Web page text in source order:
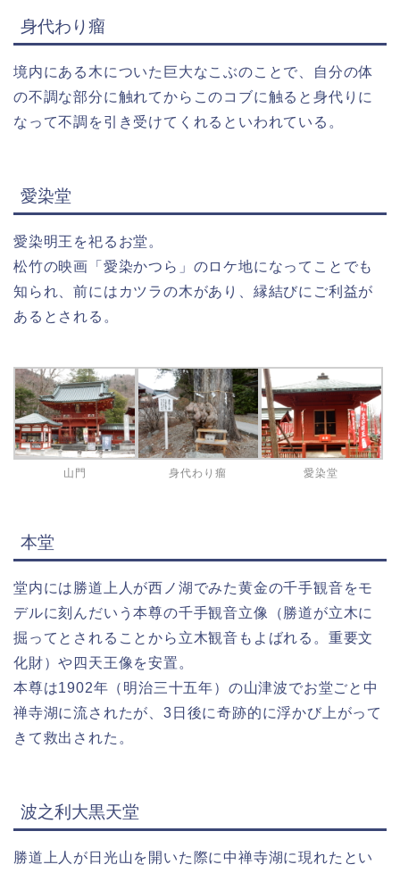
身代わり瘤
境内にある木についた巨大なこぶのことで、自分の体
の不調な部分に触れてからこのコブに触ると身代りに
なって不調を引き受けてくれるといわれている。
愛染堂
愛染明王を祀るお堂。
松竹の映画「愛染かつら」のロケ地になってことでも
知られ、前にはカツラの木があり、縁結びにご利益が
あるとされる。
山門 身代わり瘤 愛染堂
本堂
堂内には勝道上人が西ノ湖でみた黄金の千手観音をモ
デルに刻んだいう本尊の千手観音立像（勝道が立木に
掘ってとされることから立木観音もよばれる。重要文
化財）や四天王像を安置。
本尊は1902年（明治三十五年）の山津波でお堂ごと中
禅寺湖に流されたが、3日後に奇跡的に浮かび上がって
きて救出された。
波之利大黒天堂
勝道上人が日光山を開いた際に中禅寺湖に現れたとい